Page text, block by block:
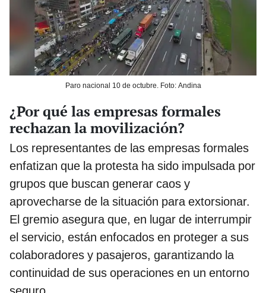
Paro nacional 10 de octubre. Foto: Andina
¿Por qué las empresas formales
rechazan la movilización?
Los representantes de las empresas formales
enfatizan que la protesta ha sido impulsada por
grupos que buscan generar caos y
aprovecharse de la situación para extorsionar.
El gremio asegura que, en lugar de interrumpir
el servicio, están enfocados en proteger a sus
colaboradores y pasajeros, garantizando la
continuidad de sus operaciones en un entorno